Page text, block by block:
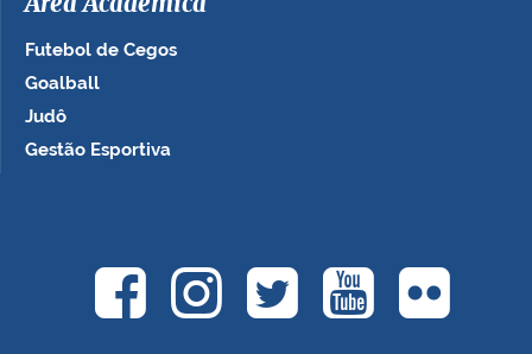
Área Acadêmica
Futebol de Cegos
Goalball
Judô
Gestão Esportiva